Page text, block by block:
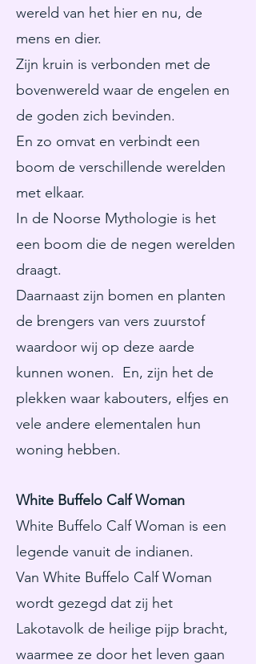
wereld van het hier en nu, de
mens en dier.
Zijn kruin is verbonden met de
bovenwereld waar de engelen en
de goden zich bevinden.
En zo omvat en verbindt een
boom de verschillende werelden
met elkaar.
In de Noorse Mythologie is het
een boom die de negen werelden
draagt.
Daarnaast zijn bomen en planten
de brengers van vers zuurstof
waardoor wij op deze aarde
kunnen wonen. En, zijn het de
plekken waar kabouters, elfjes en
vele andere elementalen hun
woning hebben.
White Buffelo Calf Woman
White Buffelo Calf Woman is een
legende vanuit de indianen.
Van White Buffelo Calf Woman
wordt gezegd dat zij het
Lakotavolk de heilige pijp bracht,
waarmee ze door het leven gaan